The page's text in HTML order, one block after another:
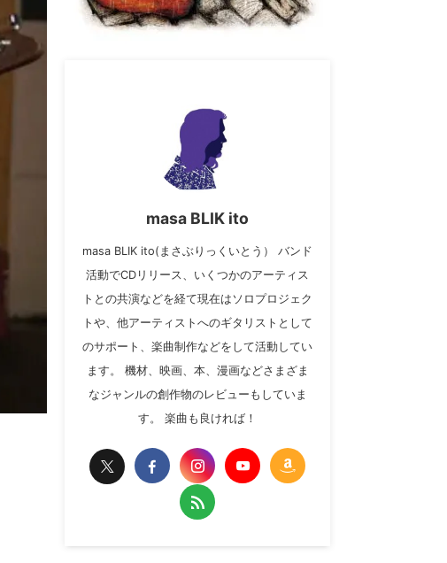
masa BLIK ito
masa BLIK ito(まさぶりっくいとう） バンド
活動でCDリリース、いくつかのアーティス
トとの共演などを経て現在はソロプロジェク
トや、他アーティストへのギタリストとして
のサポート、楽曲制作などをして活動してい
ます。 機材、映画、本、漫画などさまざま
なジャンルの創作物のレビューもしていま
す。 楽曲も良ければ！